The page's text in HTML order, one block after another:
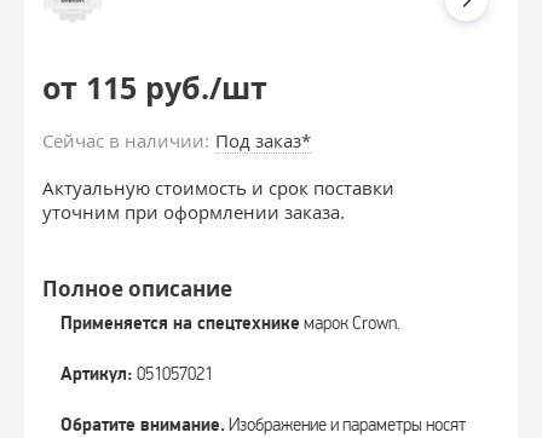
от 115 руб./шт
Сейчас в наличии: Под заказ*
Актуальную стоимость и срок поставки
уточним при оформлении заказа.
Полное описание
Применяется на спецтехнике марок Crown.
Артикул: 051057021
Обратите внимание.Изображение и параметры носят